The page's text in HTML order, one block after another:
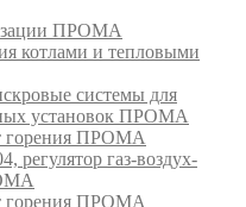
ПРОМА
котлами и тепловыми
системы для
установок ПРОМА
горения ПРОМА
газ-воздух-
горения ПРОМА